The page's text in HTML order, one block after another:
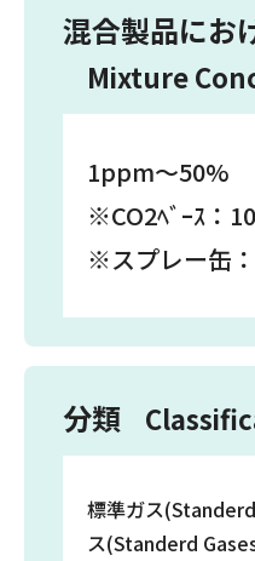
混合製品にお
Mixture
1ppm～50%
※CO2ﾍﾞｰｽ：
※スプレー缶
分類
標準ガス
ス(Standerd